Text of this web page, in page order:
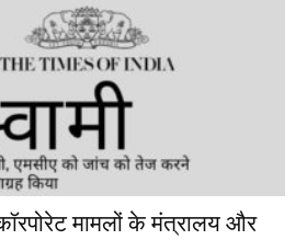
मामलों के मंत्रालय और